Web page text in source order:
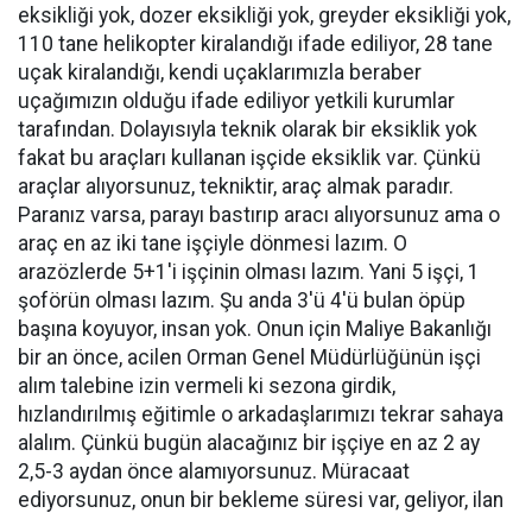
eksikliği yok, dozer eksikliği yok, greyder eksikliği yok,
110 tane helikopter kiralandığı ifade ediliyor, 28 tane
uçak kiralandığı, kendi uçaklarımızla beraber
uçağımızın olduğu ifade ediliyor yetkili kurumlar
tarafından. Dolayısıyla teknik olarak bir eksiklik yok
fakat bu araçları kullanan işçide eksiklik var. Çünkü
araçlar alıyorsunuz, tekniktir, araç almak paradır.
Paranız varsa, parayı bastırıp aracı alıyorsunuz ama o
araç en az iki tane işçiyle dönmesi lazım. O
arazözlerde 5+1'i işçinin olması lazım. Yani 5 işçi, 1
şoförün olması lazım. Şu anda 3'ü 4'ü bulan öpüp
başına koyuyor, insan yok. Onun için Maliye Bakanlığı
bir an önce, acilen Orman Genel Müdürlüğünün işçi
alım talebine izin vermeli ki sezona girdik,
hızlandırılmış eğitimle o arkadaşlarımızı tekrar sahaya
alalım. Çünkü bugün alacağınız bir işçiye en az 2 ay
2,5-3 aydan önce alamıyorsunuz. Müracaat
ediyorsunuz, onun bir bekleme süresi var, geliyor, ilan